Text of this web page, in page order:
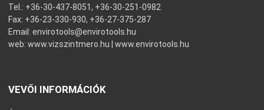
Tel.: +36-30-437-8051, +36-30-251-0982
Fax: +36-23-330-930, +36-27-375-287
Email: envirotools@envirotools.hu
web: www.vizszintmero.hu www.envirotools.hu
VEVŐI INFORMÁCIÓK